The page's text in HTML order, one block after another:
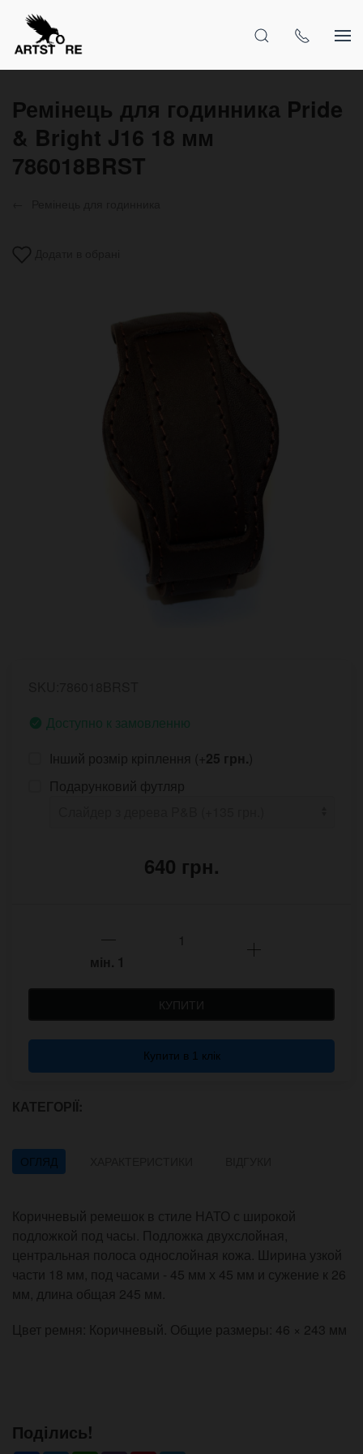
Ремінець для годинника Pride
& Bright J16 18 мм
786018BRST
Доступно к замовленню
Інший розмір кріплення (+25 грн.)
Подарунковий футляр
640 грн.
мін. 1
КУПИТИ
Купити в 1 клік
КАТЕГОРІЇ:
ОГЛЯД
Коричневый ремешок в стиле НАТО с широкой
подложкой под часы. Подложка двухслойная,
центральная полоса однослойная кожа. Ширина узкой
части 18 мм, под часами - 45 мм х 45 мм и сужение к 26
мм, длина общая 245 мм.
Цвет ремня: Коричневый. Общие размеры: 46 × 243 мм
Поділись!